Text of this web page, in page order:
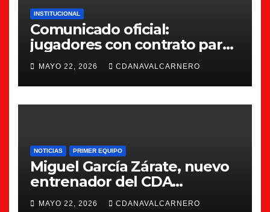
INSTITUCIONAL
Comunicado oficial:
jugadores con contrato para
la 26/27
MAYO 22, 2026 CDANAVALCARNERO
NOTICIAS PRIMER EQUIPO
Miguel García Zárate, nuevo
entrenador del CDA
Navalcarnero
MAYO 22, 2026 CDANAVALCARNERO